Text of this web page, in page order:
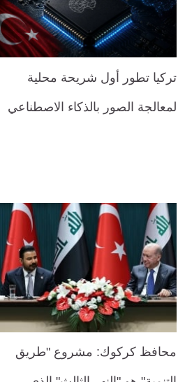
تركيا تطور أول شريحة محلية
لمعالجة الصور بالذكاء الاصطناعي
محافظ كركوك: مشروع "طريق